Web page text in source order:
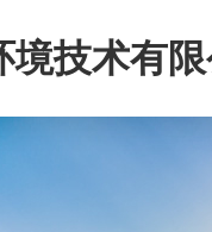
境技术有